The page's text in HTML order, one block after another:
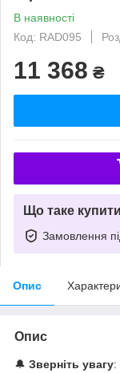
В наявності
Код: RAD095
11 368 ₴
Що таке
Замовлення
Опис
Опис
🔔 Зверніть увагу: